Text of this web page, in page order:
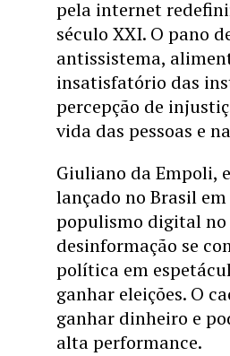
pela internet
século XXI. O pano
antissistema,
insatisfatório das
percepção de
vida das pessoas e
Giuliano da Empoli,
lançado no Brasil
populismo digital no
desinformação se
política em
ganhar eleições. O
ganhar dinheiro e
alta performance.